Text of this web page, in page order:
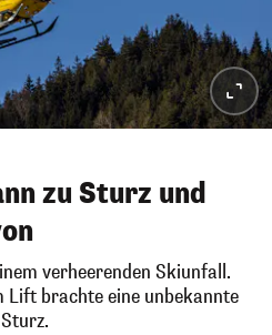
zu Sturz und
verheerenden Skiunfall.
Lift brachte eine unbekannte